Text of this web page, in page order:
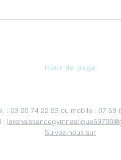
Haut de page
: 03 20 74 22 93 ou mobile : 07 59
:
Suivez-nous sur